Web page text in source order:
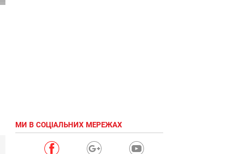
МИ В СОЦІАЛЬНИХ МЕРЕЖАХ